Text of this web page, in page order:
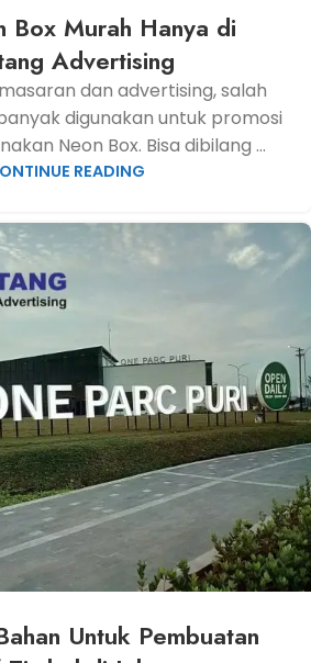
Box Murah Hanya di
Advertising
dan advertising, salah
digunakan untuk promosi
Neon Box. Bisa dibilang ...
READING
Untuk Pembuatan